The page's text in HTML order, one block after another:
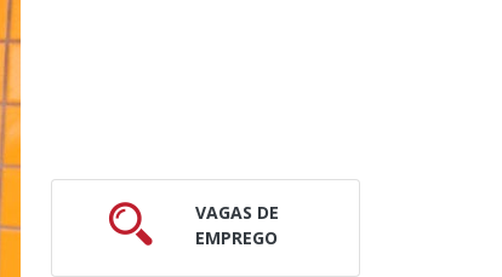
VAGAS DE
EMPREGO